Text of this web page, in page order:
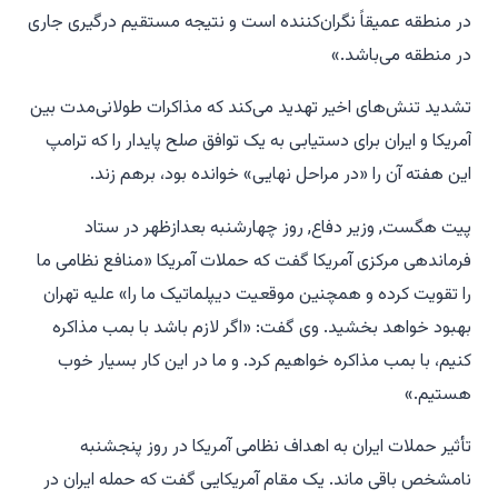
در منطقه عمیقاً نگران‌کننده است و نتیجه مستقیم درگیری جاری
در منطقه می‌باشد.»
تشدید تنش‌های اخیر تهدید می‌کند که مذاکرات طولانی‌مدت بین
آمریکا و ایران برای دستیابی به یک توافق صلح پایدار را که ترامپ
این هفته آن را «در مراحل نهایی» خوانده بود، برهم زند.
پیت هگست, وزیر دفاع, روز چهارشنبه بعدازظهر در ستاد
فرماندهی مرکزی آمریکا گفت که حملات آمریکا «منافع نظامی ما
را تقویت کرده و همچنین موقعیت دیپلماتیک ما را» علیه تهران
بهبود خواهد بخشید. وی گفت: «اگر لازم باشد با بمب مذاکره
کنیم، با بمب مذاکره خواهیم کرد. و ما در این کار بسیار خوب
هستیم.»
تأثیر حملات ایران به اهداف نظامی آمریکا در روز پنجشنبه
نامشخص باقی ماند. یک مقام آمریکایی گفت که حمله ایران در